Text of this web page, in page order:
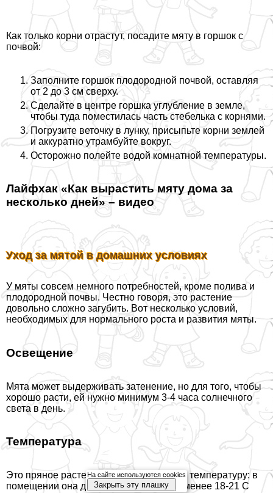
Как только корни отрастут, посадите мяту в горшок с
почвой:
Заполните горшок плодородной почвой, оставляя
от 2 до 3 см сверху.
Сделайте в центре горшка углубление в земле,
чтобы туда поместилась часть стебелька с корнями.
Погрузите веточку в лунку, присыпьте корни землей
и аккуратно утрамбуйте вокруг.
Осторожно полейте водой комнатной температуры.
Лайфхак «Как вырастить мяту дома за
несколько дней» – видео
Уход за мятой в домашних условиях
У мяты совсем немного потребностей, кроме полива и
плодородной почвы. Честно говоря, это растение
довольно сложно загубить. Вот несколько условий,
необходимых для нормального роста и развития мяты.
Освещение
Мята может выдерживать затенение, но для того, чтобы
хорошо расти, ей нужно минимум 3-4 часа солнечного
света в день.
Температура
Это пряное растение любит умеренную температуру: в
помещении она должна составлять не менее 18-21 C
На сайте используются cookies
Закрыть эту плашку